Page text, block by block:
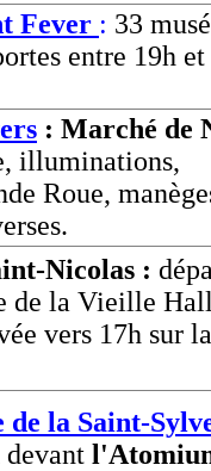
Fever : 33
entre 19h et
: Marché de
illuminations,
Roue,
Nicolas :
de la Vieille
vers 17h sur la
la Saint-